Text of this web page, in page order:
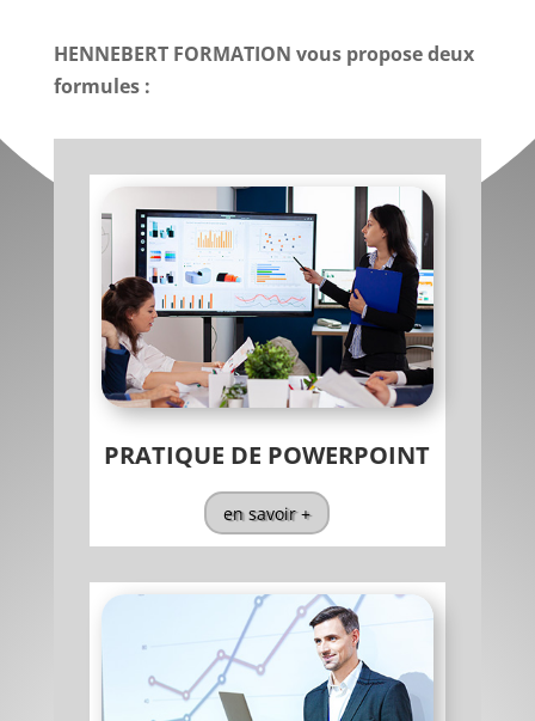
HENNEBERT FORMATION vous propose deux
formules :
PRATIQUE DE POWERPOINT
en savoir +